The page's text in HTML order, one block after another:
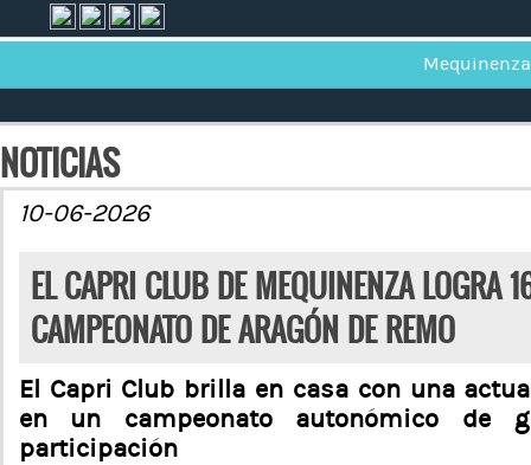
Mequinenza
NOTICIAS
10-06-2026
EL CAPRI CLUB DE MEQUINENZA LOGRA
CAMPEONATO DE ARAGÓN DE REMO
El Capri Club brilla en casa con una
en un campeonato autonómico de
participación